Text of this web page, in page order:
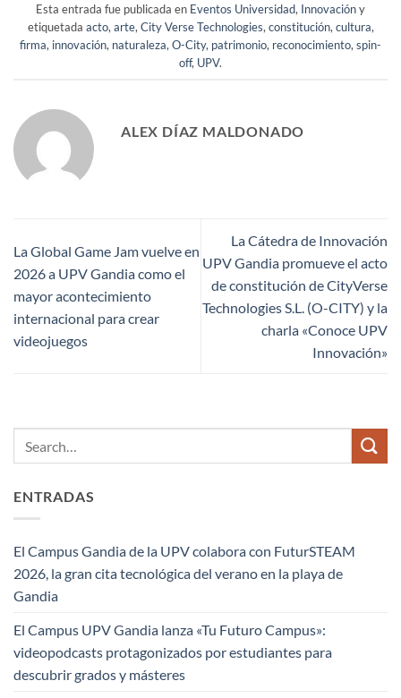
Esta entrada fue publicada en Eventos Universidad, Innovacióny
etiquetada acto, arte, City Verse Technologies, constitución, cultura,
firma, innovación, naturaleza, O-City, patrimonio, reconocimiento, spin-
off, UPV.
ALEX DÍAZ MALDONADO
La Global Game Jam vuelve en
2026 a UPV Gandia como el
mayor acontecimiento
internacional para crear
videojuegos
La Cátedra de Innovación
UPV Gandia promueve el acto
de constitución de CityVerse
Technologies S.L. (O-CITY) y la
charla «Conoce UPV
Innovación»
ENTRADAS
El Campus Gandia de la UPV colabora con FuturSTEAM
2026, la gran cita tecnológica del verano en la playa de
Gandia
El Campus UPV Gandia lanza «Tu Futuro Campus»:
videopodcasts protagonizados por estudiantes para
descubrir grados y másteres